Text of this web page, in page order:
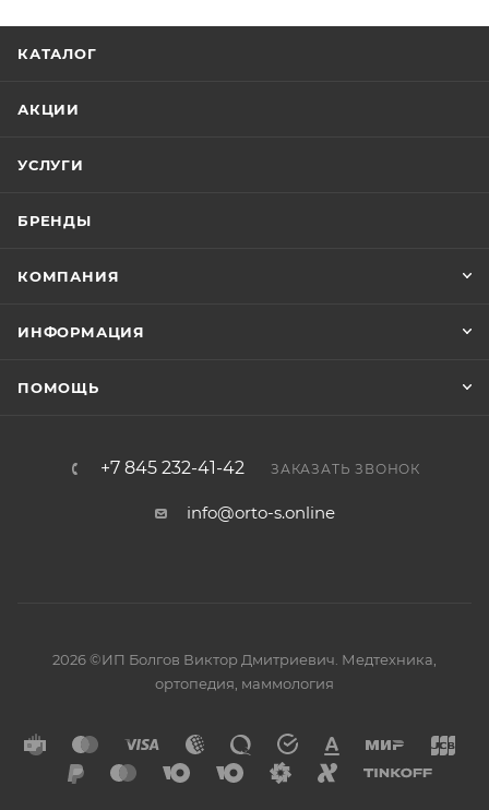
КАТАЛОГ
АКЦИИ
УСЛУГИ
БРЕНДЫ
КОМПАНИЯ
ИНФОРМАЦИЯ
ПОМОЩЬ
+7 845 232-41-42 ЗАКАЗАТЬ ЗВОНОК
info@orto-s.online
2026 ©ИП Болгов Виктор Дмитриевич. Медтехника,
ортопедия, маммология